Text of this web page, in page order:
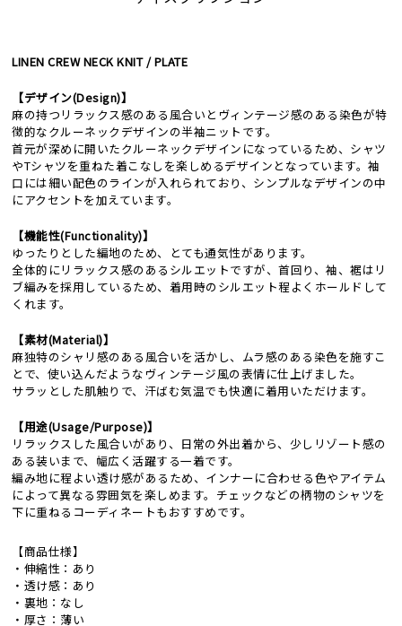
LINEN CREW NECK KNIT / PLATE
【デザイン(Design)】
麻の持つリラックス感のある風合いとヴィンテージ感のある染色が特
徴的なクルーネックデザインの半袖ニットです。
首元が深めに開いたクルーネックデザインになっているため、シャツ
やTシャツを重ねた着こなしを楽しめるデザインとなっています。袖
口には細い配色のラインが入れられており、シンプルなデザインの中
にアクセントを加えています。
【機能性(Functionality)】
ゆったりとした編地のため、とても通気性があります。
全体的にリラックス感のあるシルエットですが、首回り、袖、裾はリ
ブ編みを採用しているため、着用時のシルエット程よくホールドして
くれます。
【素材(Material)】
麻独特のシャリ感のある風合いを活かし、ムラ感のある染色を施すこ
とで、使い込んだようなヴィンテージ風の表情に仕上げました。
サラッとした肌触りで、汗ばむ気温でも快適に着用いただけます。
【用途(Usage/Purpose)】
リラックスした風合いがあり、日常の外出着から、少しリゾート感の
ある装いまで、幅広く活躍する一着です。
編み地に程よい透け感があるため、インナーに合わせる色やアイテム
によって異なる雰囲気を楽しめます。チェックなどの柄物のシャツを
下に重ねるコーディネートもおすすめです。
【商品仕様】
・伸縮性：あり
・透け感：あり
・裏地：なし
・厚さ：薄い